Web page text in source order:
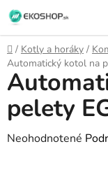
Prejsť
na
obsah
Domov
/ Kotly a horáky /
Automatický kotol na
pelety
Priemerné
Neohodnotené